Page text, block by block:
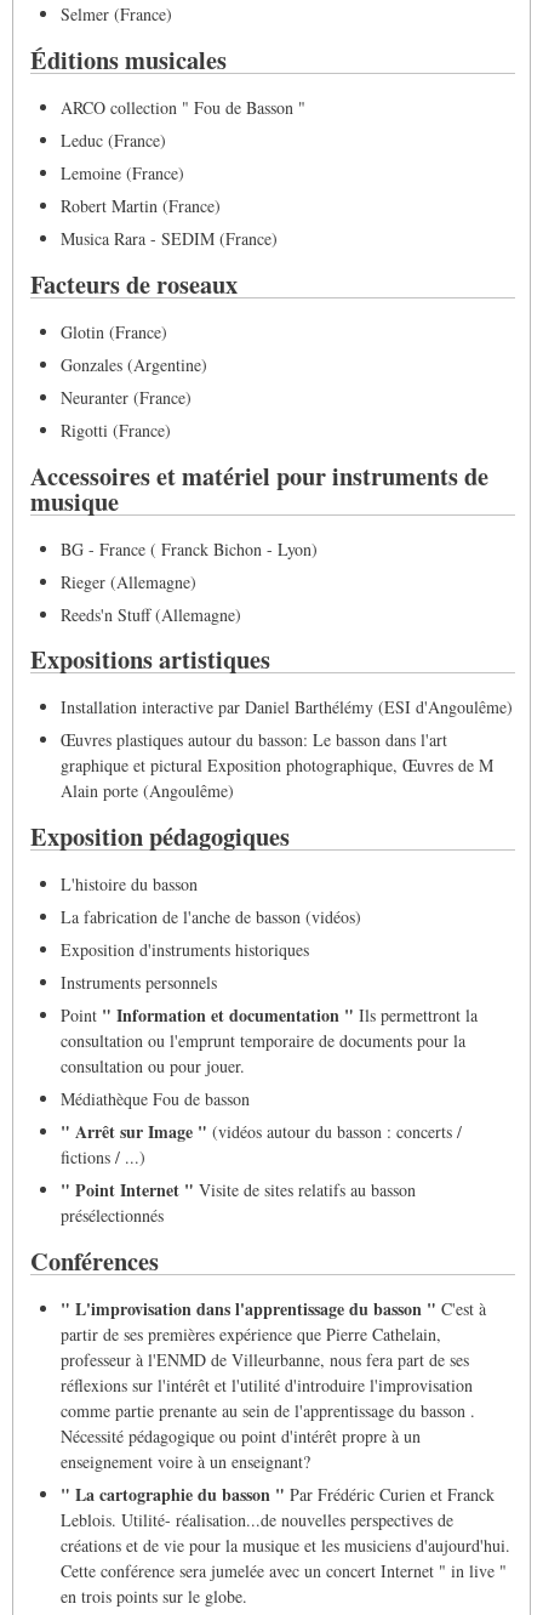
Selmer (France)
Éditions musicales
ARCO collection " Fou de Basson "
Leduc (France)
Lemoine (France)
Robert Martin (France)
Musica Rara - SEDIM (France)
Facteurs de roseaux
Glotin (France)
Gonzales (Argentine)
Neuranter (France)
Rigotti (France)
Accessoires et matériel pour instruments de
musique
BG - France ( Franck Bichon - Lyon)
Rieger (Allemagne)
Reeds'n Stuff (Allemagne)
Expositions artistiques
Installation interactive par Daniel Barthélémy (ESI d'Angoulême)
Œuvres plastiques autour du basson: Le basson dans l'art
graphique et pictural Exposition photographique, Œuvres de M
Alain porte (Angoulême)
Exposition pédagogiques
L'histoire du basson
La fabrication de l'anche de basson (vidéos)
Exposition d'instruments historiques
Instruments personnels
Point " Information et documentation " Ils permettront la
consultation ou l'emprunt temporaire de documents pour la
consultation ou pour jouer.
Médiathèque Fou de basson
" Arrêt sur Image " (vidéos autour du basson : concerts /
fictions / ...)
" Point Internet " Visite de sites relatifs au basson
présélectionnés
Conférences
" L'improvisation dans l'apprentissage du basson " C'est à
partir de ses premières expérience que Pierre Cathelain,
professeur à l'ENMD de Villeurbanne, nous fera part de ses
réflexions sur l'intérêt et l'utilité d'introduire l'improvisation
comme partie prenante au sein de l'apprentissage du basson .
Nécessité pédagogique ou point d'intérêt propre à un
enseignement voire à un enseignant?
" La cartographie du basson " Par Frédéric Curien et Franck
Leblois. Utilité- réalisation...de nouvelles perspectives de
créations et de vie pour la musique et les musiciens d'aujourd'hui.
Cette conférence sera jumelée avec un concert Internet " in live "
en trois points sur le globe.